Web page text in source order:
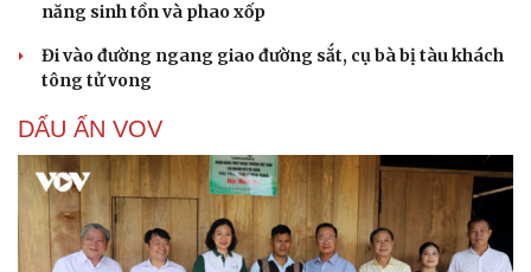
Cải chính
năng sinh tồn và phao xốp
Đi vào đường ngang giao đường sắt, cụ bà bị tàu khách
tông tử vong
DẤU ẤN VOV